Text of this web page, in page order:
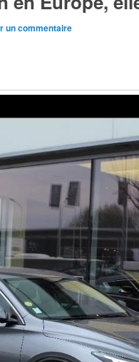
un commentaire